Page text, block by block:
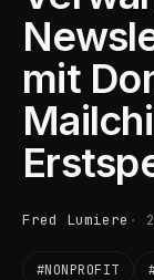
mit
Fred Lumiere
#NONPROFIT